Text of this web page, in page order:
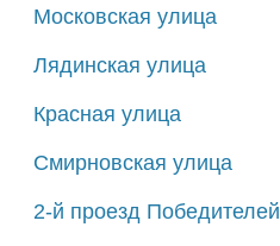
Московская улица
Лядинская улица
Красная улица
Смирновская улица
2-й проезд Победителей